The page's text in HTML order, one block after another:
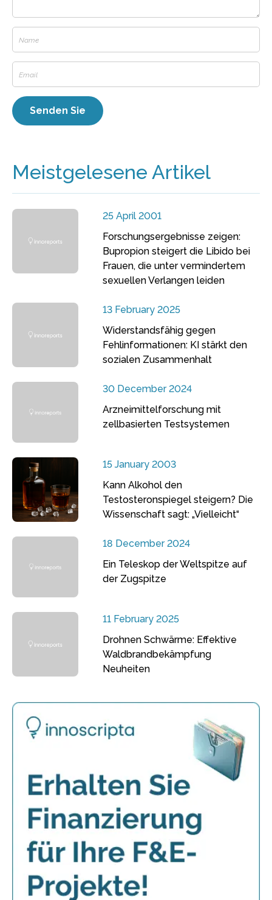
Meistgelesene Artikel
25 April 2001
Forschungsergebnisse zeigen:
Bupropion steigert die Libido bei
Frauen, die unter vermindertem
sexuellen Verlangen leiden
13 February 2025
Widerstandsfähig gegen
Fehlinformationen: KI stärkt den
sozialen Zusammenhalt
30 December 2024
Arzneimittelforschung mit
zellbasierten Testsystemen
15 January 2003
Kann Alkohol den
Testosteronspiegel steigern? Die
Wissenschaft sagt: „Vielleicht“
18 December 2024
Ein Teleskop der Weltspitze auf
der Zugspitze
11 February 2025
Drohnen Schwärme: Effektive
Waldbrandbekämpfung
Neuheiten